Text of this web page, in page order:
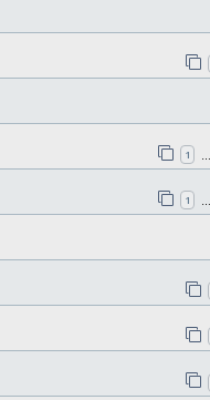
1
1